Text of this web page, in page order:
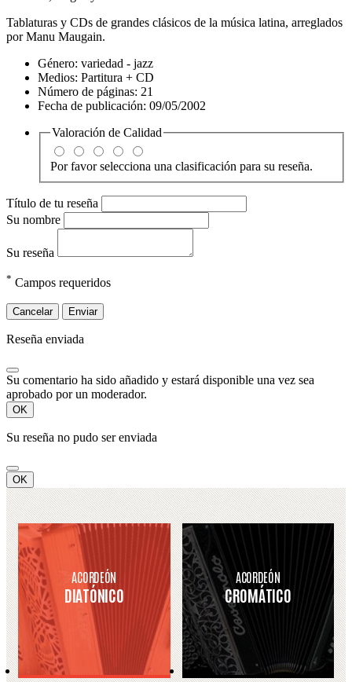
Tablaturas y CDs de grandes clásicos de la música latina, arreglados
por Manu Maugain.
Género: variedad - jazz
Medios: Partitura + CD
Número de páginas: 21
Fecha de publicación: 09/05/2002
Valoración de Calidad
Por favor selecciona una clasificación para su reseña.
Título de tu reseña
Su nombre
Su reseña
* Campos requeridos
Cancelar Enviar
Reseña enviada
Su comentario ha sido añadido y estará disponible una vez sea
aprobado por un moderador.
OK
Su reseña no pudo ser enviada
OK
ACORDEÓN
DIATÓNICO
ACORDEÓN
CROMÁTICO